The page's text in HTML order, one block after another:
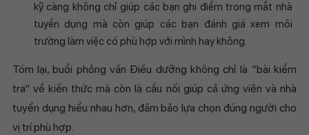
kỹ càng không chỉ giúp các bạn ghi điểm trong mắt nhà
tuyển dụng mà còn giúp các bạn đánh giá xem môi
trường làm việc có phù hợp với mình hay không.
Tóm lại, buổi phỏng vấn Điều dưỡng không chỉ là “bài kiểm
tra” về kiến thức mà còn là cầu nối giúp cả ứng viên và nhà
tuyển dụng hiểu nhau hơn, đảm bảo lựa chọn đúng người cho
vị trí phù hợp.